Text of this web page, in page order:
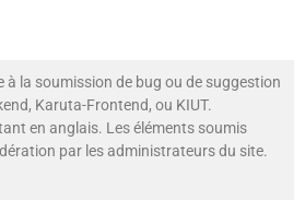
à la soumission de bug ou de suggestion
Karuta-Frontend, ou KIUT.
en anglais. Les éléments soumis
par les administrateurs du site.